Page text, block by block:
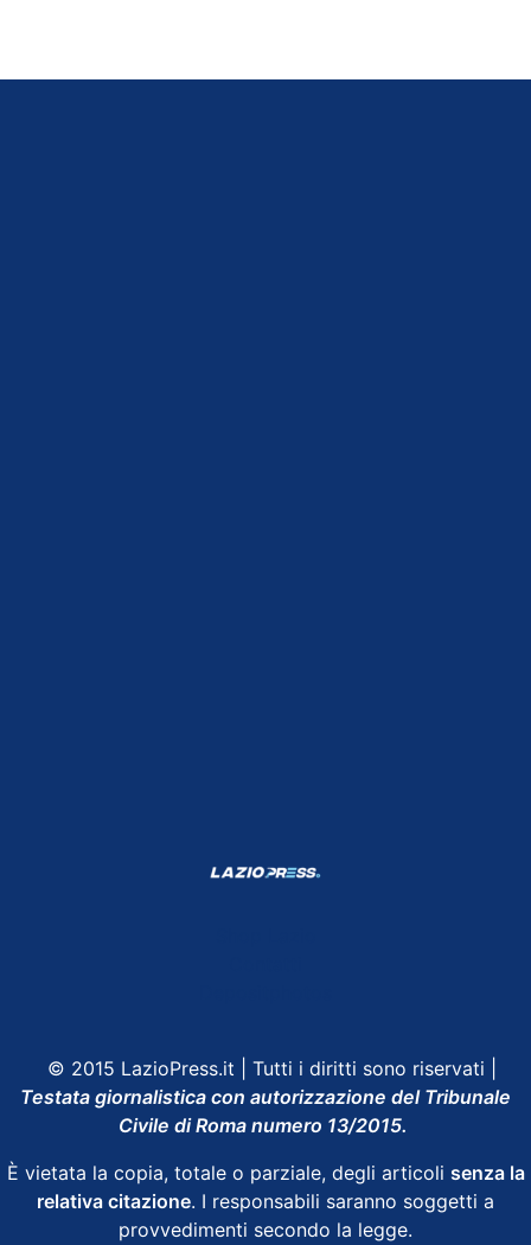
© 2015 LazioPress.it | Tutti i diritti sono riservati |
Testata giornalistica con autorizzazione del Tribunale
Civile di Roma numero 13/2015.
È vietata la copia, totale o parziale, degli articoli senza la
relativa citazione. I responsabili saranno soggetti a
provvedimenti secondo la legge.